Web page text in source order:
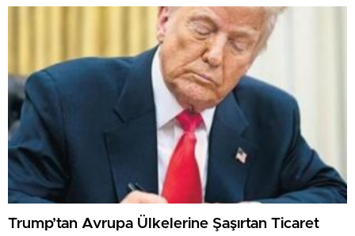
Trump’tan Avrupa Ülkelerine Şaşırtan Ticaret